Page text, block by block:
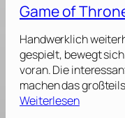
7
[
2
0
1
7
]
s
:
S
t
a
f
f
e
o
f
T
h
r
o
Game of
Handwerklich
gespielt, bewegt
voran. Die
machen das
Weiterlesen: